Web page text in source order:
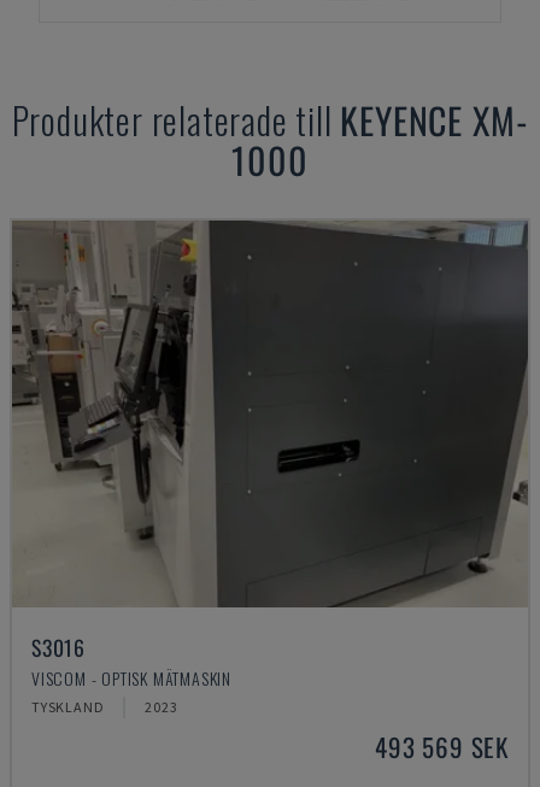
Produkter relaterade till KEYENCE XM-
1000
S3016
VISCOM - OPTISK MÄTMASKIN
TYSKLAND 2023
493 569 SEK